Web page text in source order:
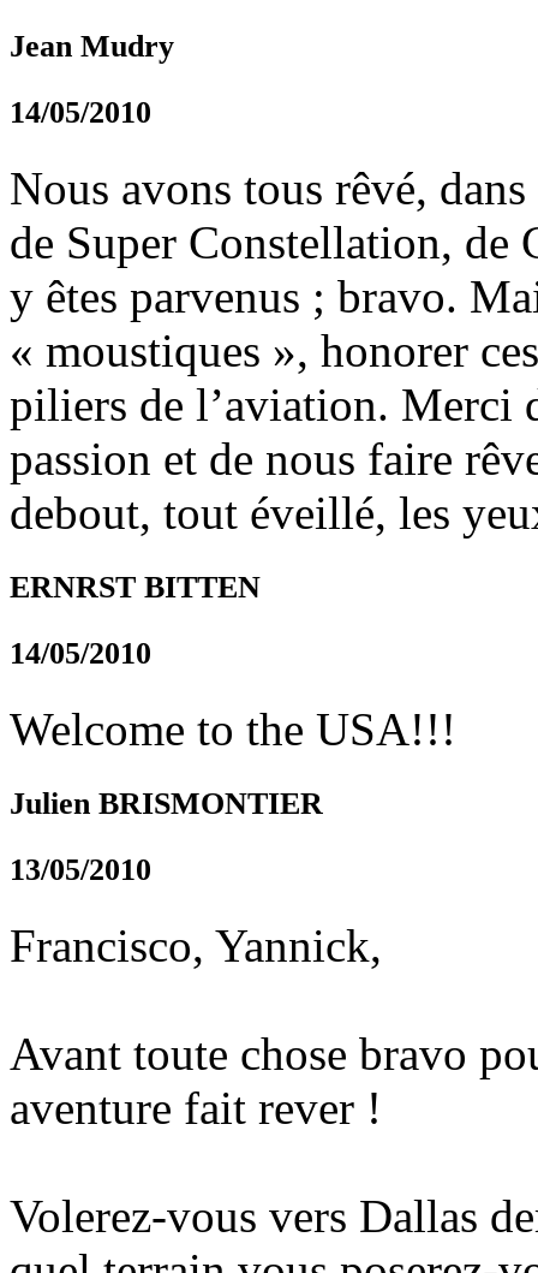
Jean Mudry
14/05/2010
Nous avons tous rêvé,
de Super Constellation,
y êtes parvenus ; bravo.
« moustiques », honorer
piliers de l’aviation. Merci
passion et de nous faire
debout, tout éveillé, les
ERNRST BITTEN
14/05/2010
Welcome to the USA!!!
Julien BRISMONTIER
13/05/2010
Francisco, Yannick,
Avant toute chose bravo
aventure fait rever !
Volerez-vous vers Dallas